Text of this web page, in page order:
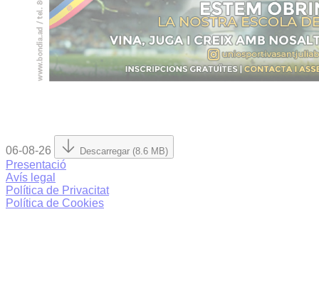
06-08-26 Descarregar (8.6 MB)
Presentació
Avís legal
Política de Privacitat
Política de Cookies